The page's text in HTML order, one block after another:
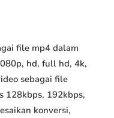
file mp4 dalam
hd, full hd, 4k,
sebagai file
128kbps, 192kbps,
konversi,